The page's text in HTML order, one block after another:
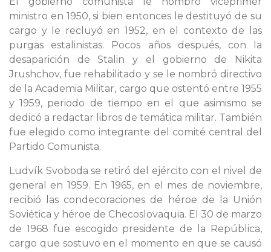
ministro en 1950, si bien entonces le destituyó de su
cargo y le recluyó en 1952, en el contexto de las
purgas estalinistas. Pocos años después, con la
desaparición de Stalin y el gobierno de Nikita
Jrushchov, fue rehabilitado y se le nombró directivo
de la Academia Militar, cargo que ostentó entre 1955
y 1959, periodo de tiempo en el que asimismo se
dedicó a redactar libros de temática militar. También
fue elegido como integrante del comité central del
Partido Comunista.
Ludvík Svoboda se retiró del ejército con el nivel de
general en 1959. En 1965, en el mes de noviembre,
recibió las condecoraciones de héroe de la Unión
Soviética y héroe de Checoslovaquia. El 30 de marzo
de 1968 fue escogido presidente de la República,
cargo que sostuvo en el momento en que se causó